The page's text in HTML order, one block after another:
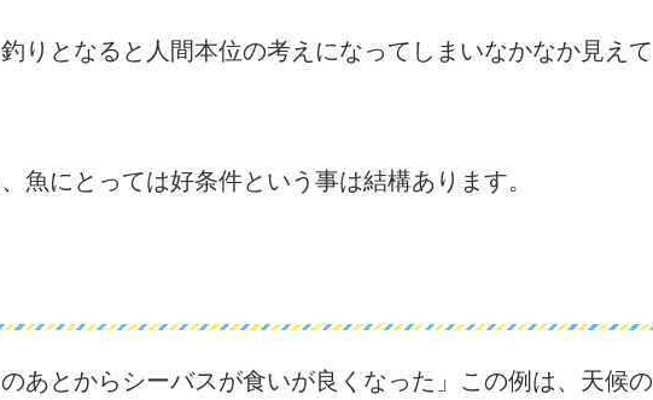
りとなると人間本位の考えになってしまいなかなか見えて
魚にとっては好条件という事は結構あります。
あとからシーバスが食いが良くなった」この例は、天候の